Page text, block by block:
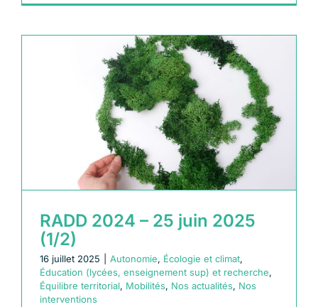
RADD 2024 – 25 juin 2025
(1/2)
16 juillet 2025 Autonomie, Écologie et climat,
Éducation (lycées, enseignement sup) et recherche,
Équilibre territorial, Mobilités, Nos actualités, Nos
interventions